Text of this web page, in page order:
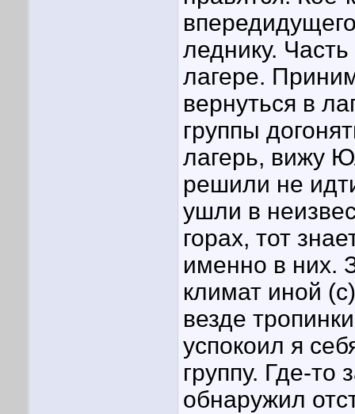
леднику.
лагере.
вернуться в
группы
лагерь, вижу
решили не
ушли в
горах, тот
именно в них.
климат иной
везде
успокоил я
группу. Где-
обнаружил